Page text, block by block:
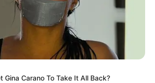
Ειδήσεις από την Ελλάδα και
που συμβαίνουν, στο
Gina Carano To Take It All Back?